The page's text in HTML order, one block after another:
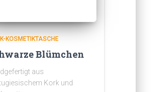
KOSMETIKTASCHE
Blümchen
aus
Kork und